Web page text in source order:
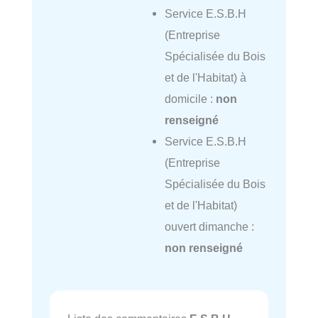
Service E.S.B.H
(Entreprise
Spécialisée du Bois
et de l'Habitat) à
domicile : non
renseigné
Service E.S.B.H
(Entreprise
Spécialisée du Bois
et de l'Habitat)
ouvert dimanche :
non renseigné